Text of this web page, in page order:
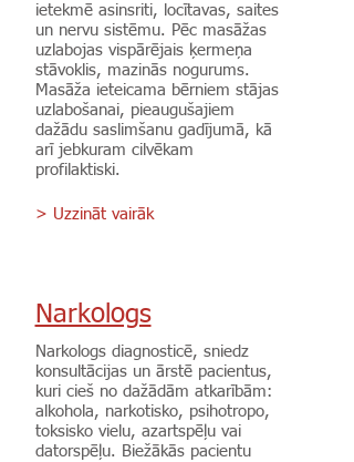
ietekmē asinsriti, locītavas, saites
un nervu sistēmu. Pēc masāžas
uzlabojas vispārējais ķermeņa
stāvoklis, mazinās nogurums.
Masāža ieteicama bērniem stājas
uzlabošanai, pieaugušajiem
dažādu saslimšanu gadījumā, kā
arī jebkuram cilvēkam
profilaktiski.
> Uzzināt vairāk
Narkologs
Narkologs diagnosticē, sniedz
konsultācijas un ārstē pacientus,
kuri cieš no dažādām atkarībām:
alkohola, narkotisko, psihotropo,
toksisko vielu, azartspēļu vai
datorspēļu. Biežākās pacientu